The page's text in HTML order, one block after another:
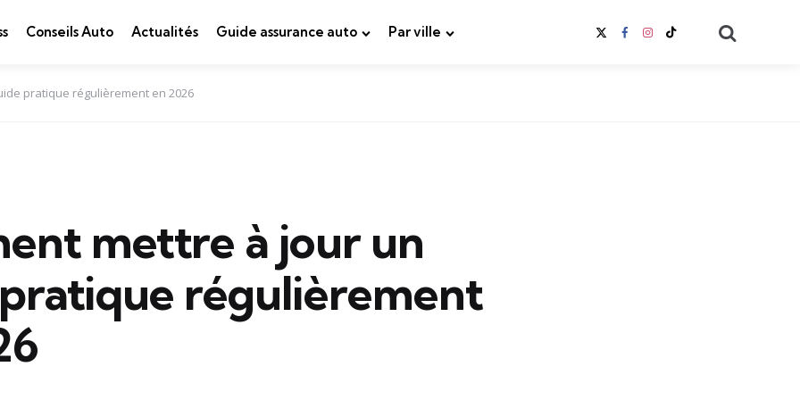
Conseils Auto Actualités Guide assurance auto Par ville
pratique régulièrement en 2026
mettre à jour un
régulièrement